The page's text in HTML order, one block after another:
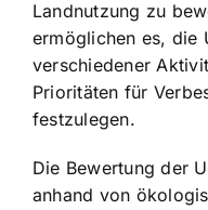
Landnutzung zu
ermöglichen es, die
verschiedener
Prioritäten für
festzulegen.
Die Bewertung der
anhand von